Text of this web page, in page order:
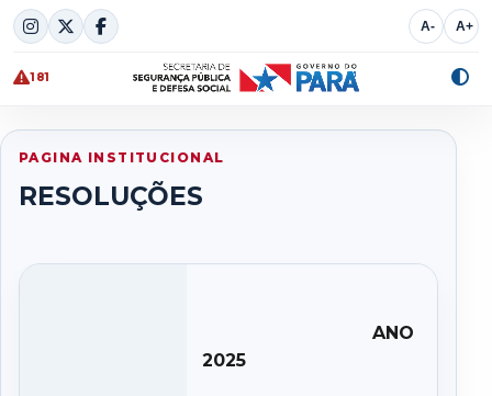
Skip
to
content
A- A+
181
PAGINA INSTITUCIONAL
RESOLUÇÕES
ANO
2025